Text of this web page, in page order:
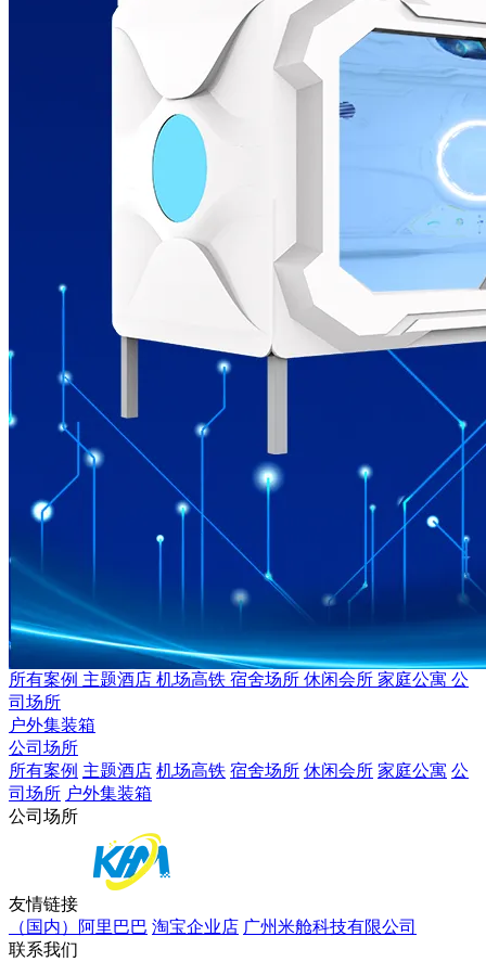
所有案例 主题酒店 机场高铁 宿舍场所 休闲会所 家庭公寓 公
司场所
户外集装箱
公司场所
所有案例 主题酒店 机场高铁 宿舍场所 休闲会所 家庭公寓 公
司场所 户外集装箱
公司场所
友情链接
（国内）阿里巴巴 淘宝企业店 广州米舱科技有限公司
联系我们